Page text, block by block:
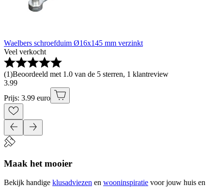
Waelbers schroefduim Ø16x145 mm verzinkt
Veel verkocht
(1)Beoordeeld met 1.0 van de 5 sterren, 1 klantreview
3.99
Prijs: 3.99 euro
Maak het mooier
Bekijk handige klusadviezen en wooninspiratie voor jouw huis en